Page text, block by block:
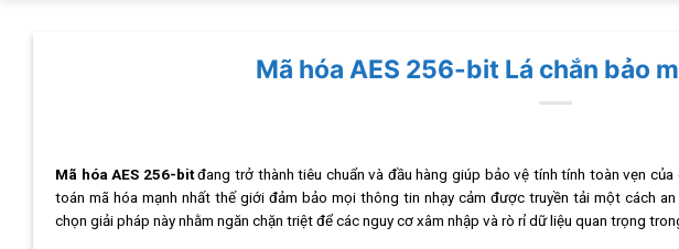
Mã hóa AES 256-bit Lá chắn bảo
Mã hóa AES 256-bitđang trở thành tiêu chuẩn và đầu hàng giúp bảo vệ tính tính toàn vẹn
toán mã hóa mạnh nhất thế giới đảm bảo mọi thông tin nhạy cảm được truyền tải một cách
chọn giải pháp này nhằm ngăn chặn triệt để các nguy cơ xâm nhập và rò rỉ dữ liệu quan trọng